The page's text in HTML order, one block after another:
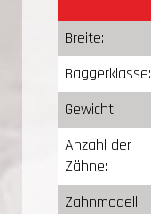
Breite:
Baggerklasse:
Gewicht:
Anzahl der
Zähne:
Zahnmodell: